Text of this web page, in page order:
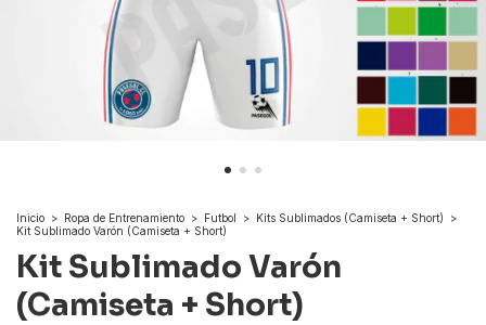
Inicio > Ropa de Entrenamiento > Futbol > Kits Sublimados (Camiseta + Short)
>
Kit Sublimado Varón (Camiseta + Short)
Kit Sublimado Varón
(Camiseta + Short)